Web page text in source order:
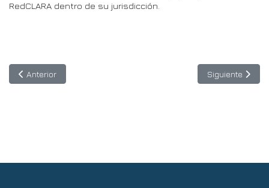
RedCLARA dentro de su jurisdicción.
Artículo anterior: ¿Has visitado una fábrica de cable submarino?
Anterior Artículo
Siguiente